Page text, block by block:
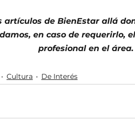
artículos de BienEstar allá
en caso de requerirlo,
profesional en el área.
Cultura De Interés